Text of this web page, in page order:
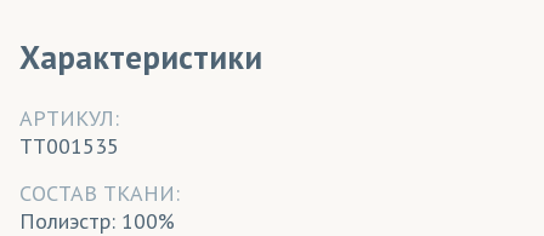
Характеристики
АРТИКУЛ:
TT001535
CОСТАВ ТКАНИ:
Полиэстр: 100%